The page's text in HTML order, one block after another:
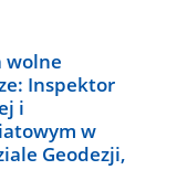
wolne
Inspektor
i
w
Geodezji,